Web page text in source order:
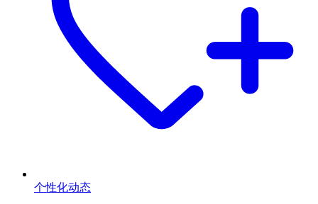
个性化动态